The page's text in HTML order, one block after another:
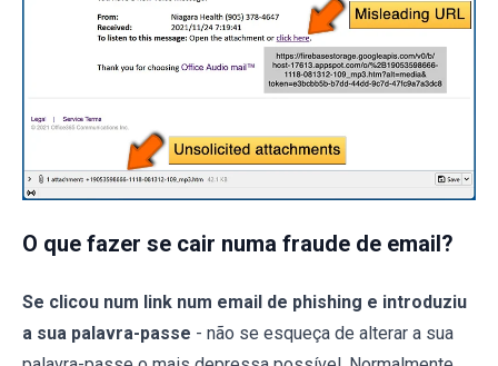
O que fazer se cair numa fraude de email?
Se clicou num link num email de phishing e introduziu
a sua palavra-passe - não se esqueça de alterar a sua